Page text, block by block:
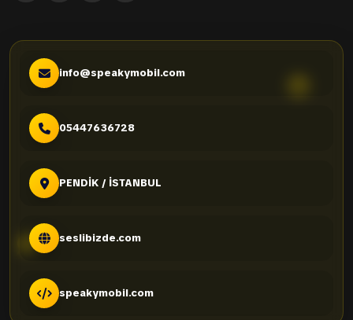
info@speakymobil.com
05447636728
PENDİK / İSTANBUL
seslibizde.com
speakymobil.com